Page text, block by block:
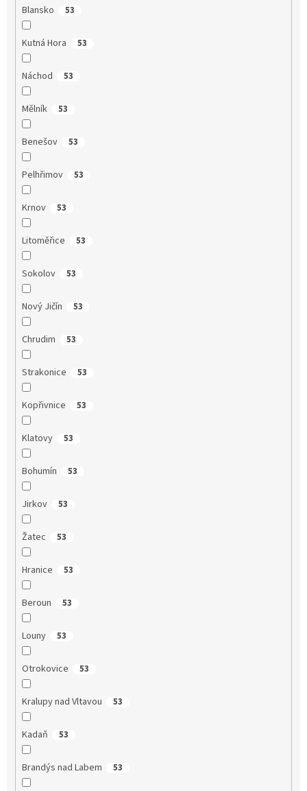
Blansko 53
Kutná Hora 53
Náchod 53
Mělník 53
Benešov 53
Pelhřimov 53
Krnov 53
Litoměřice 53
Sokolov 53
Nový Jičín 53
Chrudim 53
Strakonice 53
Kopřivnice 53
Klatovy 53
Bohumín 53
Jirkov 53
Žatec 53
Hranice 53
Beroun 53
Louny 53
Otrokovice 53
Kralupy nad Vltavou 53
Kadaň 53
Brandýs nad Labem 53